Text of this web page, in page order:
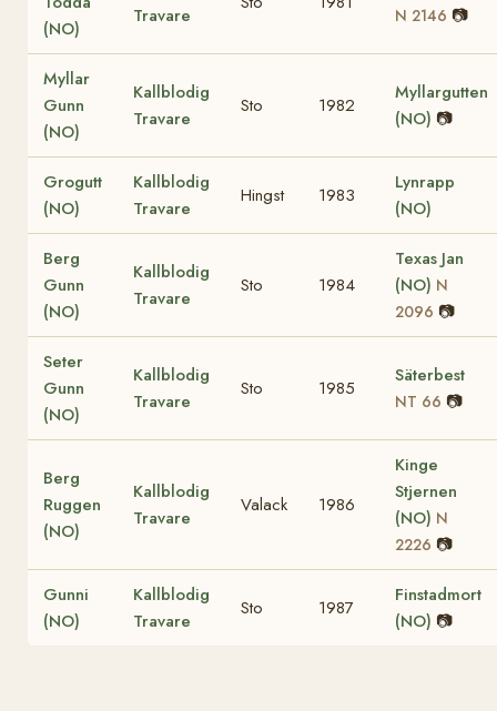
(NO)
Travare
N 2146 📷
Myllar
Gunn
(NO)
Kallblodig
Travare
Sto 1982
Myllargutten
(NO) 📷
Grogutt
(NO)
Kallblodig
Travare
Hingst 1983
Lynrapp
(NO)
Berg
Gunn
(NO)
Kallblodig
Travare
Sto 1984
Texas Jan
(NO) N
2096 📷
Seter
Gunn
(NO)
Kallblodig
Travare
Sto 1985
Säterbest
NT 66 📷
Berg
Ruggen
(NO)
Kallblodig
Travare
Valack 1986
Kinge
Stjernen
(NO) N
2226 📷
Gunni
(NO)
Kallblodig
Travare
Sto 1987
Finstadmort
(NO) 📷